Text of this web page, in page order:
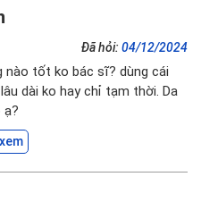
Đã hỏi: 04/12/2024
nào tốt ko bác sĩ? dùng cái
dài ko hay chỉ tạm thời. Da
ạ?